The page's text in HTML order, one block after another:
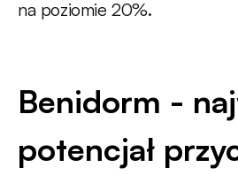
na poziomie 20%.
Benidorm -
potencjał